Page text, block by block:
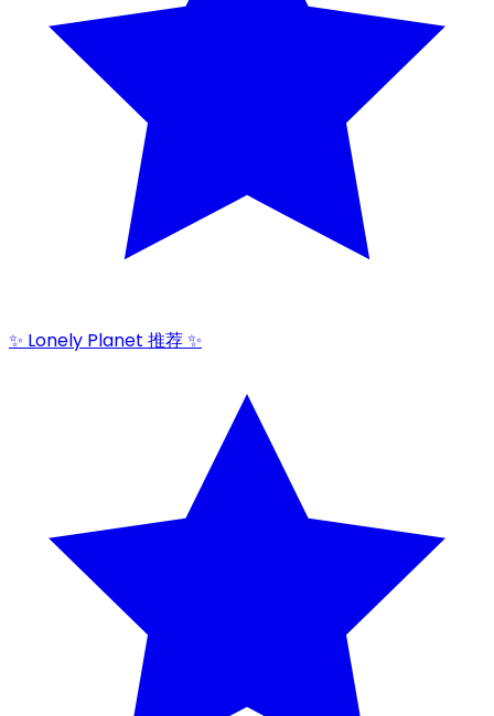
✨ Lonely Planet 推荐 ✨